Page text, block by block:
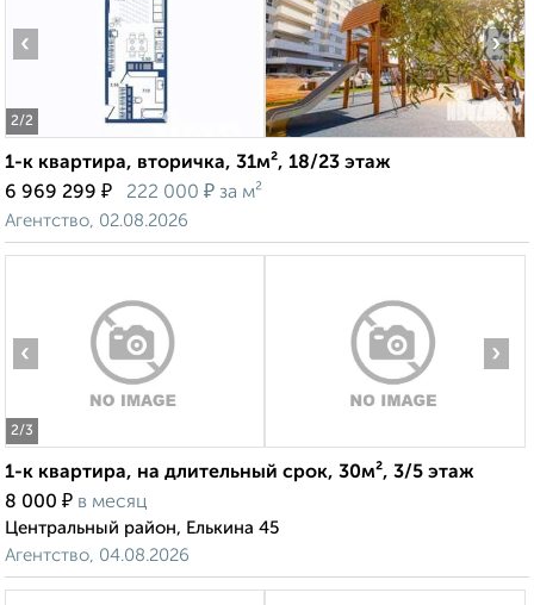
2/2
‹ ›
1-к квартира, вторичка, 31м², 18/23 этаж
6 969 299 ₽ 222 000 ₽ за м²
Агентство, 02.08.2026
2/3
‹ ›
1-к квартира, на длительный срок, 30м², 3/5 этаж
8 000 ₽ в месяц
Центральный район, Елькина 45
Агентство, 04.08.2026